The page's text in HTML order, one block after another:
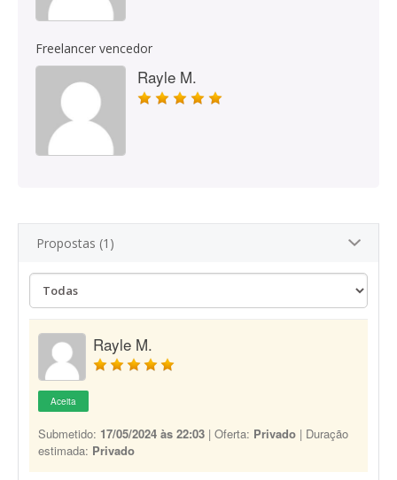
Freelancer vencedor
Rayle M.
Propostas (1)
Rayle M.
Aceita
Submetido: 17/05/2024 às 22:03 | Oferta: Privado | Duração
estimada: Privado